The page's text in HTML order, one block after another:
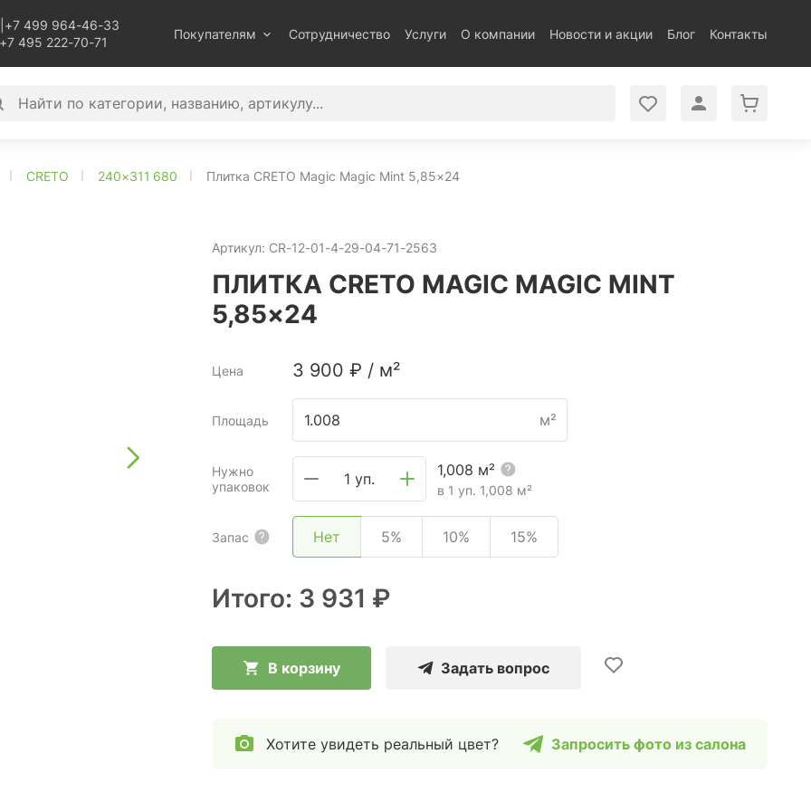
+7 499 964-46-33
+7 495 222-70-71
Покупателям Сотрудничество Услуги О компании Новости и акции Блог Контакты
CRETO 240×311 680 Плитка CRETO Magic Magic Mint 5,85×24
Артикул: CR-12-01-4-29-04-71-2563
ПЛИТКА CRETO MAGIC MAGIC MINT
5,85×24
Цена 3 900 ₽ / м²
Площадь м²
Нужно
упаковок
1 уп.
1,008 м²
в 1 уп. 1,008 м²
Запас Нет 5% 10% 15%
Итого: 3 931 ₽
В корзину Задать вопрос
Хотите увидеть реальный цвет? Запросить фото из салона